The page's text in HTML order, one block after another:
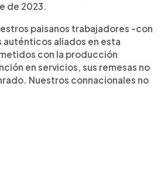
de 2023.
paisanos trabajadores -con
auténticos aliados en esta
con la producción
en servicios, sus remesas no
Nuestros connacionales no